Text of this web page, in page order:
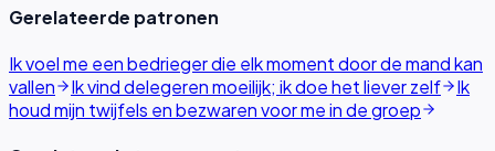
Gerelateerde patronen
Ik voel me een bedrieger die elk moment door de mand kan
vallen
Ik vind delegeren moeilijk; ik doe het liever zelf
Ik
houd mijn twijfels en bezwaren voor me in de groep